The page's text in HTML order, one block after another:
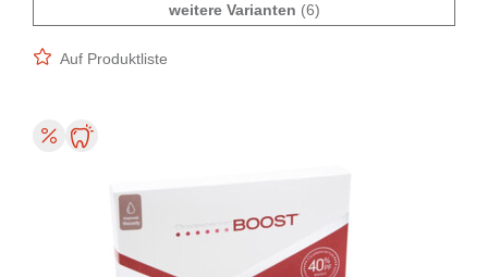
weitere Varianten (6)
Auf Produktliste